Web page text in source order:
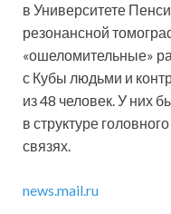
в Университете
резонансной
«ошеломительные»
с Кубы людьми и
из 48 человек. У них
в структуре
связях.
news.mail.ru